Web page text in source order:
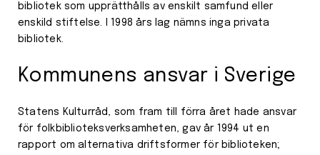
bibliotek som upprätthålls av enskilt samfund eller
enskild stiftelse. I 1998 års lag nämns inga privata
bibliotek.
Kommunens ansvar i Sverige
Statens Kulturråd, som fram till förra året hade ansvar
för folkbiblioteksverksamheten, gav år 1994 ut en
rapport om alternativa driftsformer för biblioteken;